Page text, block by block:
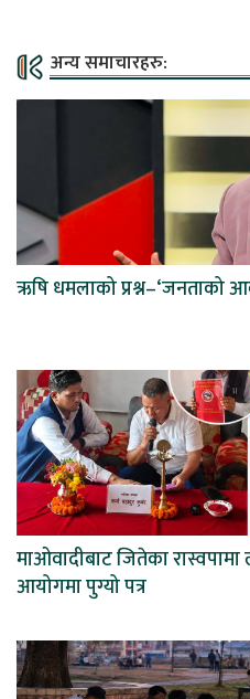
अन्य समाचारहरु:
ऋषि धमलाको प्रश्न–‘जनताको
माओवादीबाट जितेका
आयोगमा पुग्यो पत्र